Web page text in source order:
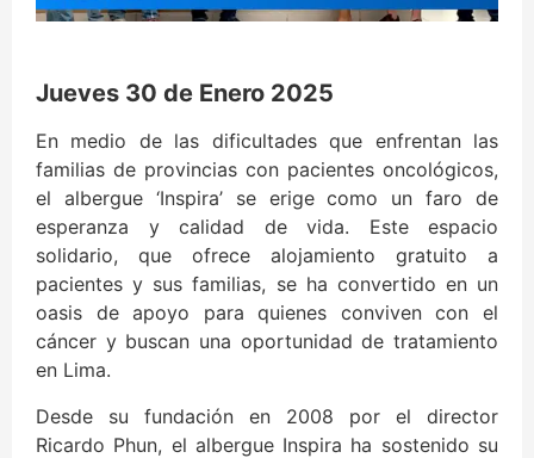
Jueves 30 de Enero 2025
En medio de las dificultades que enfrentan las
familias de provincias con pacientes oncológicos,
el albergue ‘Inspira’ se erige como un faro de
esperanza y calidad de vida. Este espacio
solidario, que ofrece alojamiento gratuito a
pacientes y sus familias, se ha convertido en un
oasis de apoyo para quienes conviven con el
cáncer y buscan una oportunidad de tratamiento
en Lima.
Desde su fundación en 2008 por el director
Ricardo Phun, el albergue Inspira ha sostenido su